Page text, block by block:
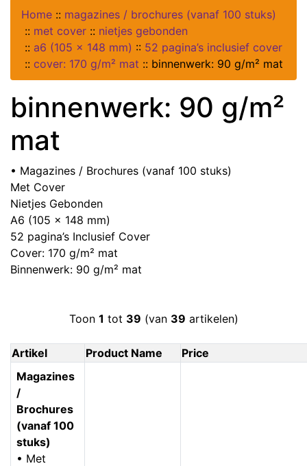
Home :: magazines / brochures (vanaf 100 stuks)
:: met cover :: nietjes gebonden
:: a6 (105 x 148 mm) :: 52 pagina’s inclusief cover
:: cover: 170 g/m² mat :: binnenwerk: 90 g/m² mat
binnenwerk: 90 g/m²
mat
• Magazines / Brochures (vanaf 100 stuks)
Met Cover
Nietjes Gebonden
A6 (105 x 148 mm)
52 pagina’s Inclusief Cover
Cover: 170 g/m² mat
Binnenwerk: 90 g/m² mat
Toon 1 tot 39 (van 39 artikelen)
Artikel Product Name
Price
Magazines
/
Brochures
(vanaf 100
stuks)
• Met